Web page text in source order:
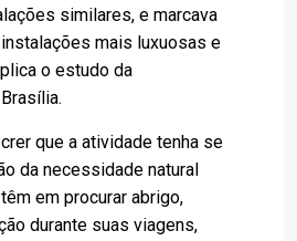
similares, e marcava
mais luxuosas e
o estudo da
que a atividade tenha se
da necessidade natural
em procurar abrigo,
durante suas viagens,